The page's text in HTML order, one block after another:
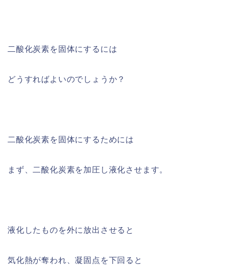
二酸化炭素を固体にするには
どうすればよいのでしょうか？
二酸化炭素を固体にするためには
まず、二酸化炭素を加圧し液化させます。
液化したものを外に放出させると
気化熱が奪われ、凝固点を下回ると